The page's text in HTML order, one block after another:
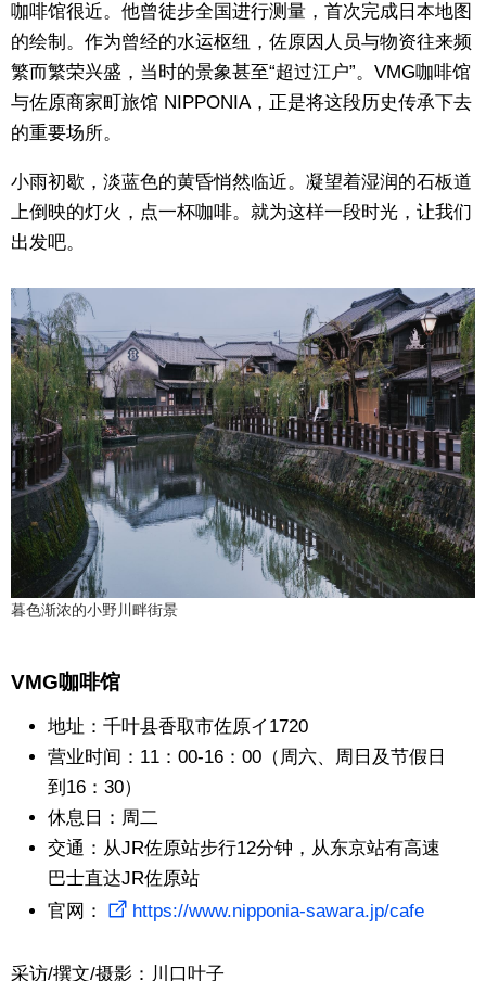
咖啡馆很近。他曾徒步全国进行测量，首次完成日本地图
的绘制。作为曾经的水运枢纽，佐原因人员与物资往来频
繁而繁荣兴盛，当时的景象甚至“超过江户”。VMG咖啡馆
与佐原商家町旅馆 NIPPONIA，正是将这段历史传承下去
的重要场所。
小雨初歇，淡蓝色的黄昏悄然临近。凝望着湿润的石板道
上倒映的灯火，点一杯咖啡。就为这样一段时光，让我们
出发吧。
暮色渐浓的小野川畔街景
VMG咖啡馆
地址：千叶县香取市佐原イ1720
营业时间：11：00-16：00（周六、周日及节假日
到16：30）
休息日：周二
交通：从JR佐原站步行12分钟，从东京站有高速
巴士直达JR佐原站
官网：
https://www.nipponia-sawara.jp/cafe
采访/撰文/摄影：川口叶子